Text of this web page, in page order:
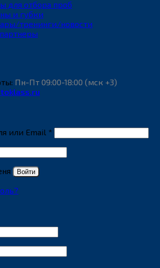
для отбора проб
и губки
тренинги/новости
Пн-Пт 09:00-18:00 (мск +3)
или Email *
Войти